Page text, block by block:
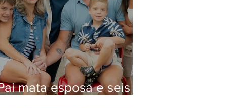
mata esposa e seis